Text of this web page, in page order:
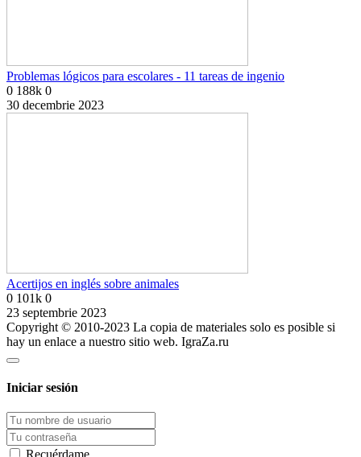
Problemas lógicos para escolares - 11 tareas de ingenio
0 188k 0
30 decembrie 2023
Acertijos en inglés sobre animales
0 101k 0
23 septembrie 2023
Copyright © 2010-2023 La copia de materiales solo es posible si
hay un enlace a nuestro sitio web. IgraZa.ru
Iniciar sesión
Recuérdame